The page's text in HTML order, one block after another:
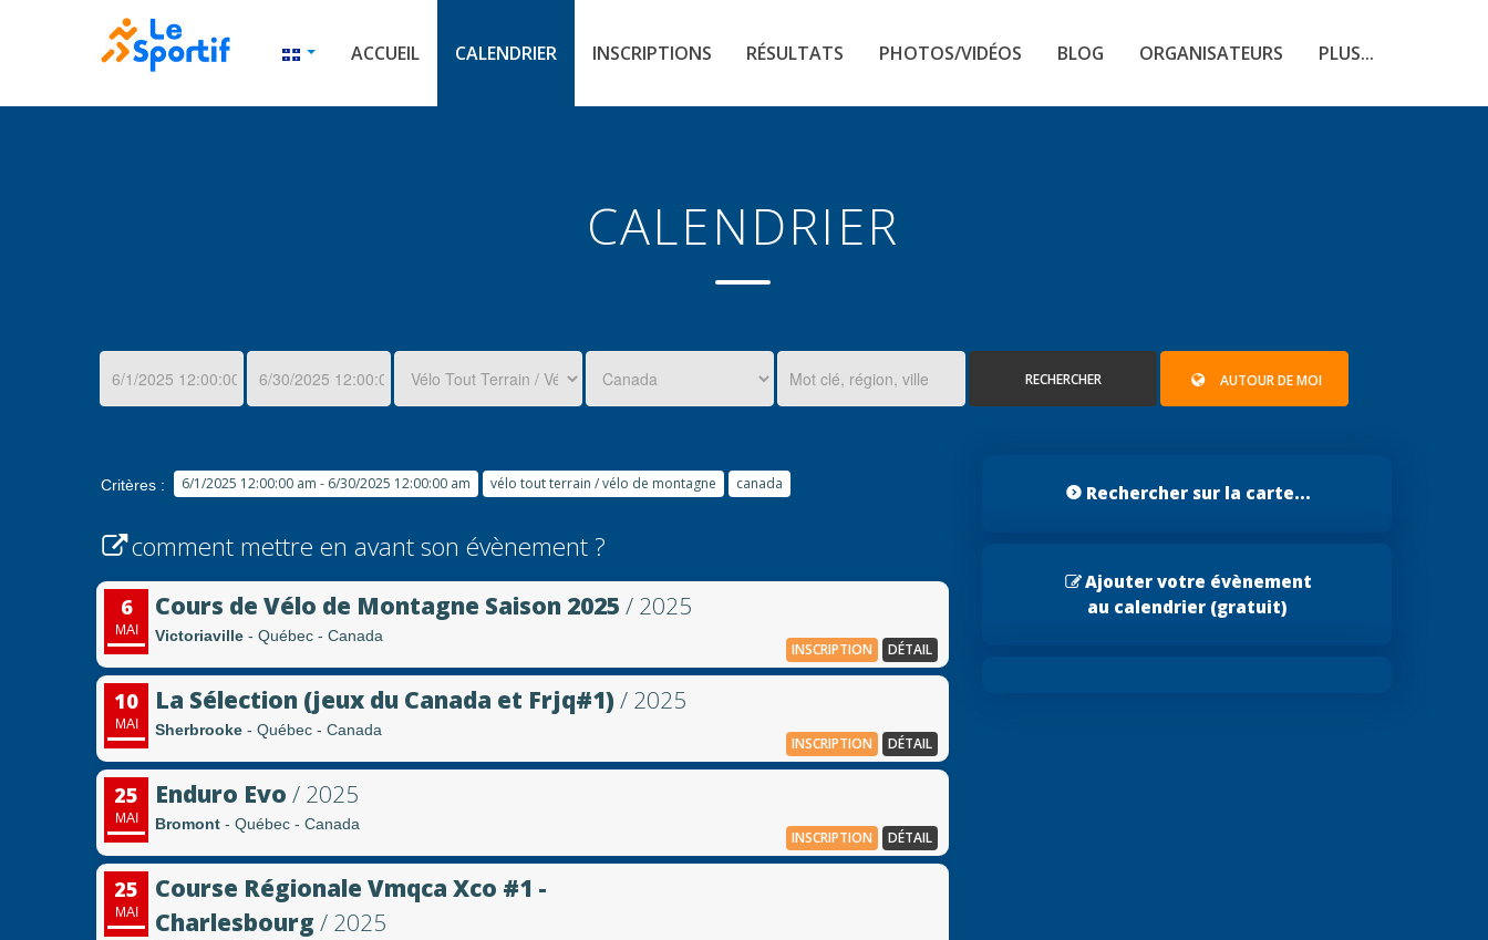
ACCUEIL CALENDRIER INSCRIPTIONS RÉSULTATS PHOTOS/VIDÉOS BLOG ORGANISATEURS PLUS...
CALENDRIER
RECHERCHER AUTOUR DE MOI
Critères : 6/1/2025 12:00:00 am - 6/30/2025 12:00:00 am vélo tout terrain / vélo de montagne canada
comment mettre en avant son évènement ?
6
MAI
Cours de Vélo de Montagne Saison 2025 / 2025
Victoriaville - Québec - Canada
INSCRIPTION DÉTAIL
10
MAI
La Sélection (jeux du Canada et Frjq#1) / 2025
Sherbrooke - Québec - Canada
INSCRIPTION DÉTAIL
25
MAI
Enduro Evo / 2025
Bromont - Québec - Canada
INSCRIPTION DÉTAIL
25
MAI
Course Régionale Vmqca Xco #1 -
Charlesbourg / 2025
Rechercher sur la carte...
Ajouter votre évènement
au calendrier (gratuit)